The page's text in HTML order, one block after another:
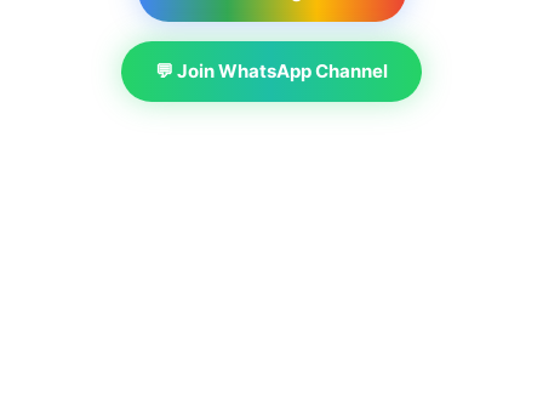
💬 Join WhatsApp Channel